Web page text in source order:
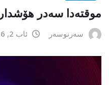
موقتەدا سەدر
سەرنوسەر ئاب 2, 2026